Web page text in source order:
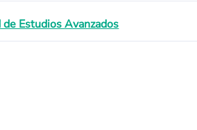
Estudios Avanzados